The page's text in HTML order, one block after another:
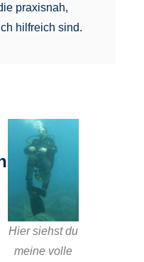
praxisnah,
hilfreich sind.
Hier siehst du
meine volle